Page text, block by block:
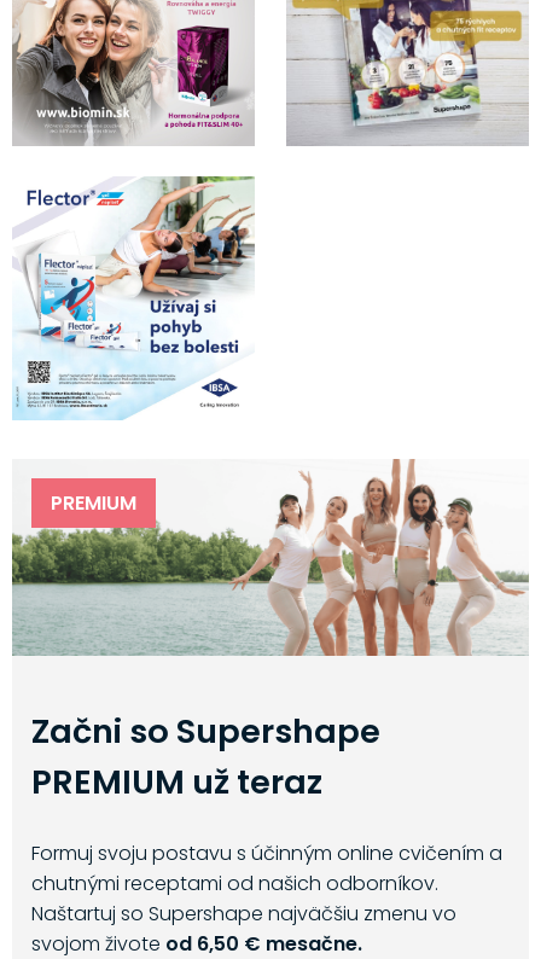
PREMIUM
Začni so Supershape
PREMIUM už teraz
Formuj svoju postavu s účinným online cvičením a
chutnými receptami od našich odborníkov.
Naštartuj so Supershape najväčšiu zmenu vo
svojom živote od 6,50 € mesačne.